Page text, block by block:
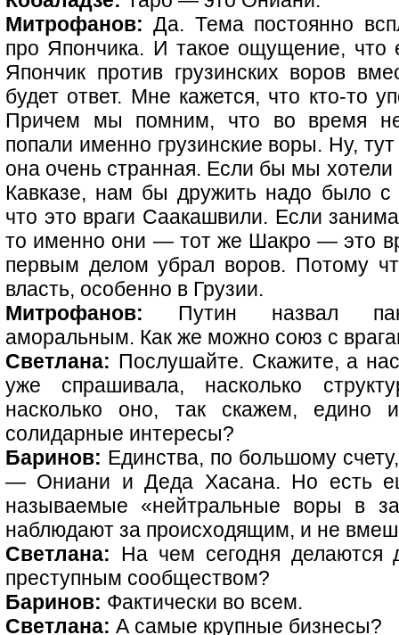
Митрофанов: Да. Тема постоянно
про Япончика. И такое ощущение, что
Япончик против грузинских воров
будет ответ. Мне кажется, что кто-то
Причем мы помним, что во время
попали именно грузинские воры. Ну,
она очень странная. Если бы мы
Кавказе, нам бы дружить надо было с
что это враги Саакашвили. Если
то именно они — тот же Шакро — это
первым делом убрал воров. Потому
власть, особенно в Грузии.
Митрофанов: Путин назвал пакт
аморальным. Как же можно союз с
Светлана: Послушайте. Скажите, а
уже спрашивала, насколько
насколько оно, так скажем, едино
солидарные интересы?
Баринов: Единства, по большому
— Ониани и Деда Хасана. Но есть
называемые «нейтральные воры в
наблюдают за происходящим, и не
Светлана: На чем сегодня делаются
преступным сообществом?
Баринов: Фактически во всем.
Светлана: А самые крупные бизнесы?